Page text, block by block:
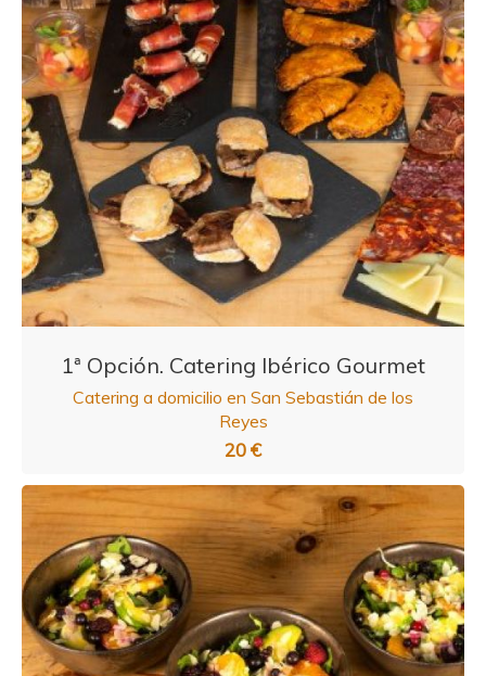
1ª Opción. Catering Ibérico Gourmet
Catering a domicilio en San Sebastián de los
Reyes
20 €